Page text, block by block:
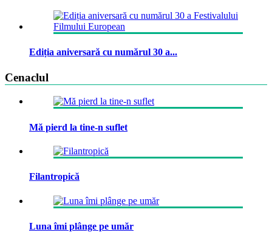
Ediția aniversară cu numărul 30 a...
Cenaclul
Mă pierd la tine-n suflet
Filantropică
Luna îmi plânge pe umăr